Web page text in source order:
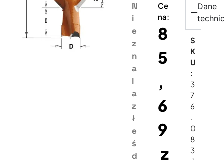
N
i
e
z
n
a
l
a
z
ł
e
ś
d
Ce
na:
8
5
,
6
9
z
Dane
S
K
U
:
3
7
6
.
0
8
3